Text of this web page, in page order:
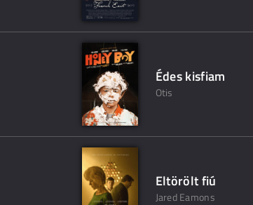
Édes kisfiam
Otis
Eltörölt fiú
Jared Eamons